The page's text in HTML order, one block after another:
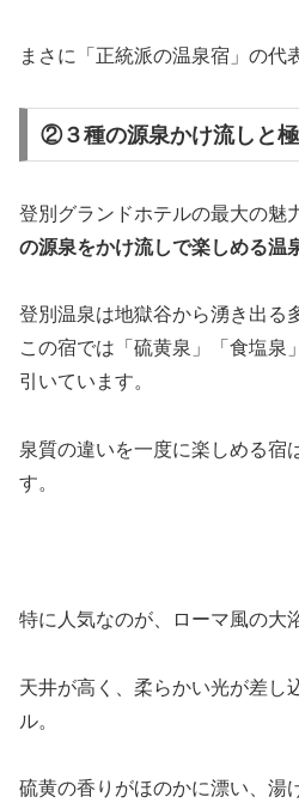
まさに「正統派の温泉宿」の代
②３種の源泉かけ流しと
登別グランドホテルの最大の魅
の源泉をかけ流しで楽しめる温
登別温泉は地獄谷から湧き出る
この宿では「硫黄泉」「食塩泉
引いています。
泉質の違いを一度に楽しめる宿
す。
特に人気なのが、ローマ風の大
天井が高く、柔らかい光が差し
ル。
硫黄の香りがほのかに漂い、湯